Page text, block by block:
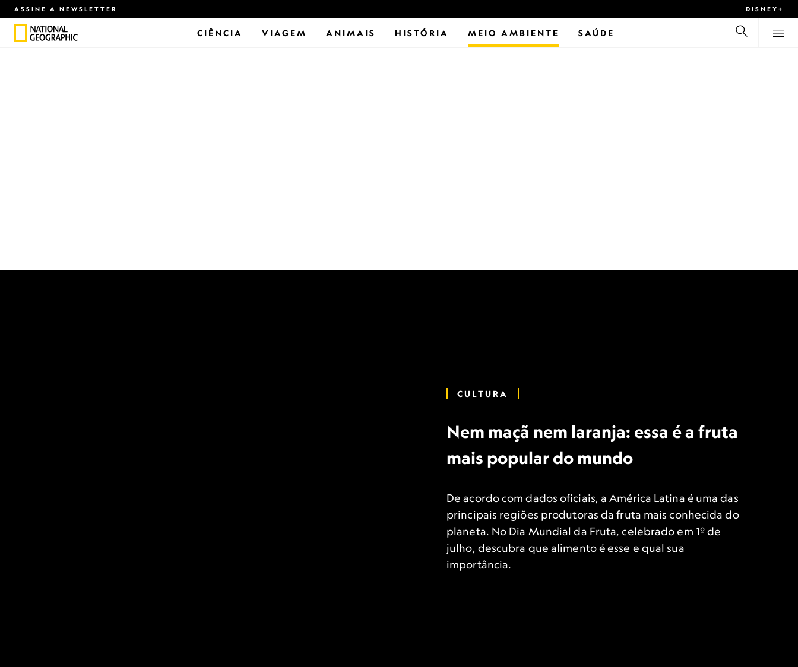
ASSINE A NEWSLETTER DISNEY+
CIÊNCIA VIAGEM ANIMAIS HISTÓRIA MEIO AMBIENTE SAÚDE
CULTURA
Nem maçã nem laranja: essa é a fruta
mais popular do mundo
De acordo com dados oficiais, a América Latina é uma das
principais regiões produtoras da fruta mais conhecida do
planeta. No Dia Mundial da Fruta, celebrado em 1º de
julho, descubra que alimento é esse e qual sua
importância.